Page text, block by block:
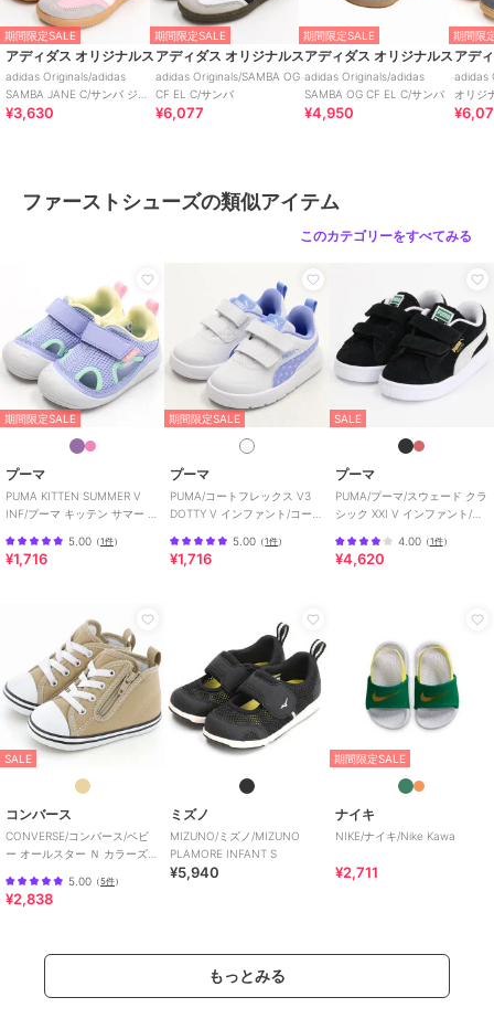
期間限定SALE
アディダス オリジナルス
adidas Originals/adidas
SAMBA JANE C/サンバ ジェ
ーン I
¥3,630
期間限定SALE
アディダス オリジナルス
adidas Originals/SAMBA OG
CF EL C/サンバ
¥6,077
期間限定SALE
アディダス オリジナルス
adidas Originals/adidas
SAMBA OG CF EL C/サンバ
¥4,950
期間限
アデ
adidas
オリジ
C/サン
ファーストシューズの類似アイテム
このカテゴリーをすべてみる
期間限定SALE
プーマ
PUMA KITTEN SUMMER V
INF/プーマ キッテン サマー V
5.00 （1件）
¥1,716
期間限定SALE
プーマ
PUMA/コートフレックス V3
DOTTY V インファント/コート
5.00 （1件）
¥1,716
SALE
プーマ
PUMA/プーマ/スウェード クラ
シック XXI V インファント/ベ
4.00（1件）
¥4,620
SALE
コンバース
CONVERSE/コンバース/ベビ
ー オールスター Ｎ カラーズ
5.00 （5件）
¥2,838
ミズノ
MIZUNO/ミズノ/MIZUNO
PLAMORE INFANT S
¥5,940
期間限定SALE
ナイキ
NIKE/ナイキ/Nike Kawa
¥2,711
もっとみる